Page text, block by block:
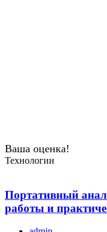
Ваша оценка!
Технологии
Портативный
работы и